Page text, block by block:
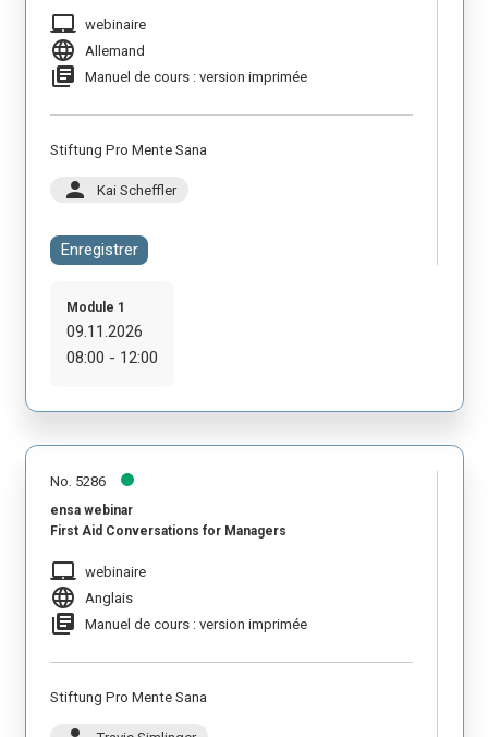
laptop_mac webinaire
language Allemand
library_books Manuel de cours : version imprimée
Stiftung Pro Mente Sana
person Kai Scheffler
Enregistrer
Module 1
09.11.2026
08:00 - 12:00
No. 5286
ensa webinar
First Aid Conversations for Managers
laptop_mac webinaire
language Anglais
library_books Manuel de cours : version imprimée
Stiftung Pro Mente Sana